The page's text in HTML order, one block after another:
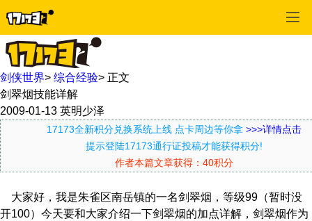
剑侠世界> 综合经验> 正文
剑翠烟技能详解
2009-01-13 英明少泽
17173全新积分兑换系统上线 点卡周边等你拿 >>>详情点击
提示登陆17173通行证投稿才能获得积分!
作者本篇文章获得：40积分
大家好，我是朱雀区南岳镇的一名剑翠烟，等级99（暂时没
开100）今天要和大家介绍一下剑翠烟的加点详解，剑翠烟作为